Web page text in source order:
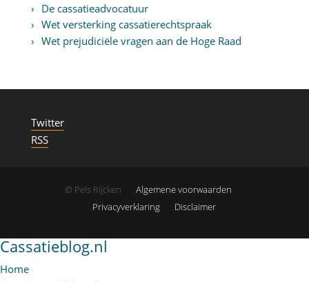
De cassatieadvocatuur
Wet versterking cassatierechtspraak
Wet prejudiciële vragen aan de Hoge Raad
Twitter
RSS
© Pels Rijcken
Algemene voorwaarden
Privacyverklaring
Disclaimer
Cassatieblog.nl
Home